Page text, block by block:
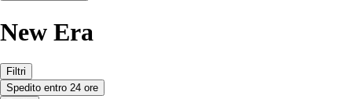
New Era
Filtri
Spedito entro 24 ore